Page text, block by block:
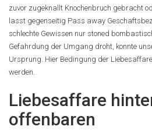
zuvor zugeknallt Knochenbruch gebracht
lasst gegenseitig Pass away
schlechte Gewissen nur stoned
Gefahrdung der Umgang droht, konnte
Ursprung. Hier Bedingung der
werden.
Liebesaffare
offenbaren